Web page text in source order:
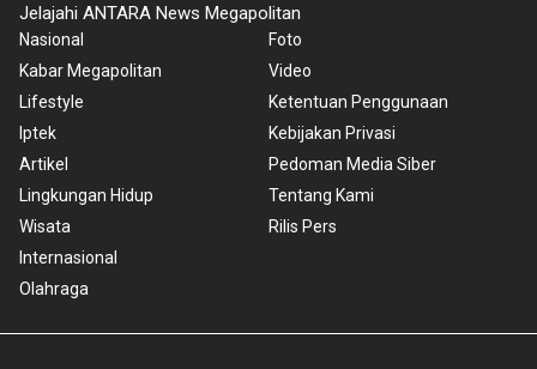
Jelajahi ANTARA News Megapolitan
Nasional
Kabar Megapolitan
Lifestyle
Iptek
Artikel
Lingkungan Hidup
Wisata
Internasional
Olahraga
Foto
Video
Ketentuan Penggunaan
Kebijakan Privasi
Pedoman Media Siber
Tentang Kami
Rilis Pers